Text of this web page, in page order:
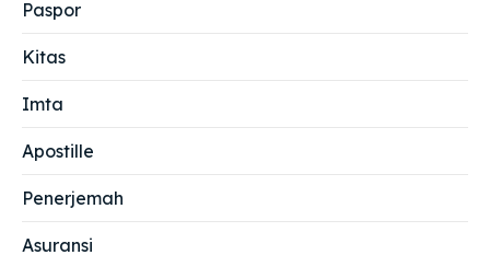
Paspor
Kitas
Imta
Apostille
Penerjemah
Asuransi